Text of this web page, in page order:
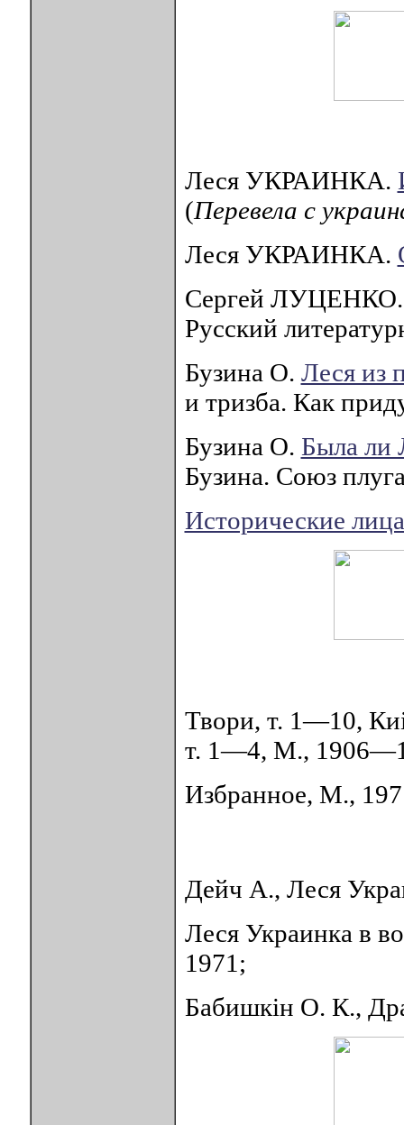
Леся УКРАИНКА.
(Перевела с
Леся УКРАИНКА.
Сергей
Русский
Бузина О. Леся из
и тризба. Как
Бузина О. Была ли
Бузина. Союз
Исторические
Твори, т. 1—10,
т. 1—4, М.,
Избранное, М.,
Дейч А., Леся
Леся Украинка в
1971;
Бабишкiн О. К.,